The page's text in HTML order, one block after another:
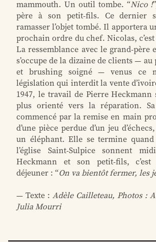
mammouth. Un outil tombe. “Nico !
père à son petit-fils. Ce dernier
ramasser l’objet tombé. Il apportera
prochain ordre du chef. Nicolas,
La ressemblance avec le grand-père
s’occupe de la dizaine de clients —
et brushing soigné — venus ce
législation qui interdit la vente
1947, le travail de Pierre Heckmann
plus orienté vers la réparation.
commencé par la remise en main
d’une pièce perdue d’un jeu
un éléphant. Elle se termine
l’église Saint-Sulpice sonnent
Heckmann et son petit-fils, c’est
déjeuner : “On va bientôt fermer, les
— Texte : Adèle Cailleteau, Photos :
Julia Mourri